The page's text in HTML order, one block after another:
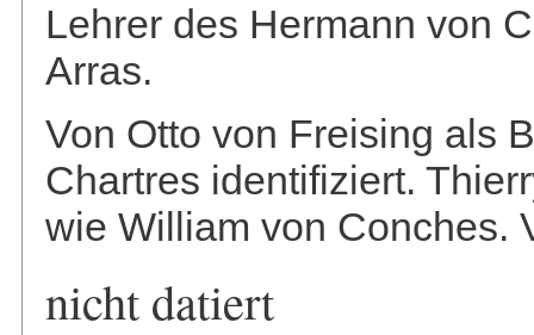
Lehrer des Hermann von
Arras.
Von Otto von Freising als
Chartres identifiziert.
wie William von Conches.
nicht datiert